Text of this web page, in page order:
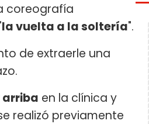
coreografía
la vuelta a la soltería".
de extraerle una
en la clínica y
realizó previamente